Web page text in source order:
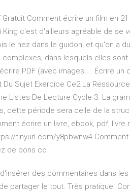
Comment écrire un film en
King c'est d'ailleurs agréable de se
le nez dans le guidon, et qu'on a
dans lesquels elles
PDF (avec images ... Écrire un
Du Sujet Exercice Ce2 La
Listes De Lecture Cycle 3. La
cette période sera celle de la
écrire un livre, ebook, pdf, livre
tinyurl.com/y8pbwnw4
de bons co
des commentaires dans
partager le tout. Très pratique.